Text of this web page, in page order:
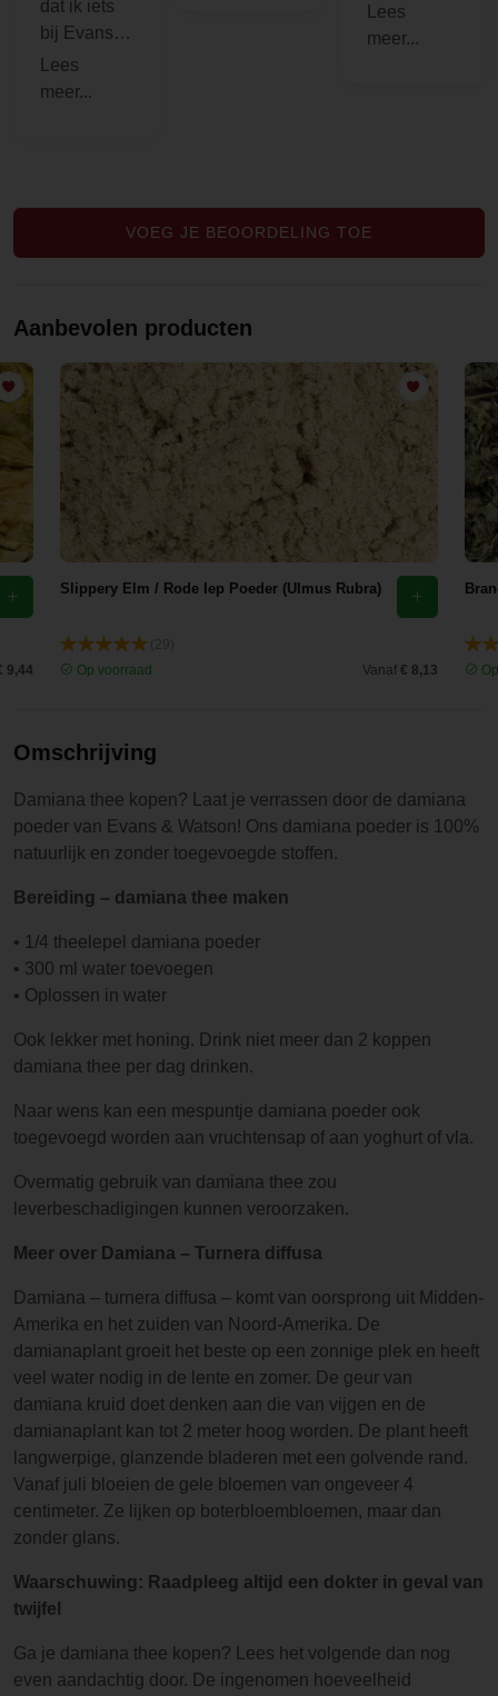
dat ik iets
bij Evans &
Watson Tea
Company
hebben,
poeder. Na
zoektocht
terecht op
deze site.
Ik heb
zojuist mijn
bestelling
en de
eerste
2 hours if
used as a
VOEG JE BEOORDELING TOE
Aanbevolen producten
9,44
Slippery Elm / Rode Iep Poeder (Ulmus Rubra)
Op voorraad
Vanaf € 8,13
Omschrijving
Damiana thee kopen? Laat je verrassen door de damiana
poeder van Evans & Watson! Ons damiana poeder is 100%
natuurlijk en zonder toegevoegde stoffen.
Bereiding – damiana thee maken
• 1/4 theelepel damiana poeder
• 300 ml water toevoegen
• Oplossen in water
Ook lekker met honing. Drink niet meer dan 2 koppen
damiana thee per dag drinken.
Naar wens kan een mespuntje damiana poeder ook
toegevoegd worden aan vruchtensap of aan yoghurt of vla.
Overmatig gebruik van damiana thee zou
leverbeschadigingen kunnen veroorzaken.
Meer over Damiana – Turnera diffusa
Damiana – turnera diffusa – komt van oorsprong uit Midden-
Amerika en het zuiden van Noord-Amerika. De
damianaplant groeit het beste op een zonnige plek en heeft
veel water nodig in de lente en zomer. De geur van
damiana kruid doet denken aan die van vijgen en de
damianaplant kan tot 2 meter hoog worden. De plant heeft
langwerpige, glanzende bladeren met een golvende rand.
Vanaf juli bloeien de gele bloemen van ongeveer 4
centimeter. Ze lijken op boterbloembloemen, maar dan
zonder glans.
Waarschuwing: Raadpleeg altijd een dokter in geval van
twijfel
Ga je damiana thee kopen? Lees het volgende dan nog
even aandachtig door. De ingenomen hoeveelheid